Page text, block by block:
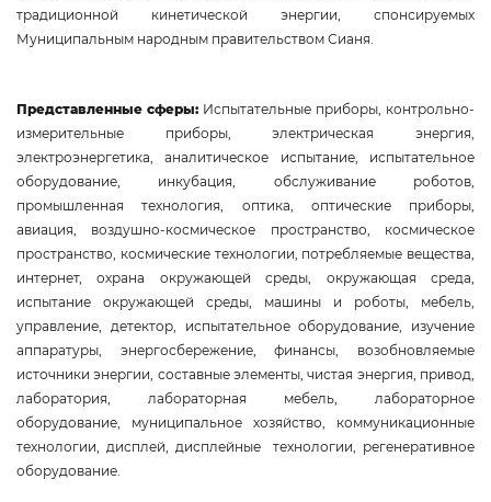
традиционной кинетической энергии, спонсируемых
Муниципальным народным правительством Сианя.
Представленные сферы: Испытательные приборы, контрольно-
измерительные приборы, электрическая энергия,
электроэнергетика, аналитическое испытание, испытательное
оборудование, инкубация, обслуживание роботов,
промышленная технология, оптика, оптические приборы,
авиация, воздушно-космическое пространство, космическое
пространство, космические технологии, потребляемые вещества,
интернет, охрана окружающей среды, окружающая среда,
испытание окружающей среды, машины и роботы, мебель,
управление, детектор, испытательное оборудование, изучение
аппаратуры, энергосбережение, финансы, возобновляемые
источники энергии, составные элементы, чистая энергия, привод,
лаборатория, лабораторная мебель, лабораторное
оборудование, муниципальное хозяйство, коммуникационные
технологии, дисплей, дисплейные технологии, регенеративное
оборудование.